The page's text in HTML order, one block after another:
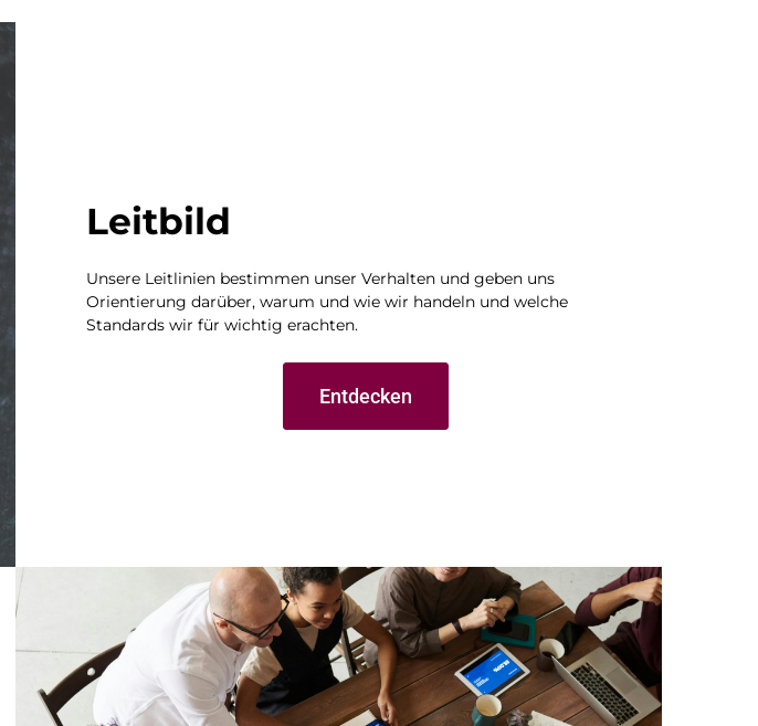
Leitbild
Unsere Leitlinien bestimmen unser Verhalten und geben uns
Orientierung darüber, warum und wie wir handeln und welche
Standards wir für wichtig erachten.
Entdecken